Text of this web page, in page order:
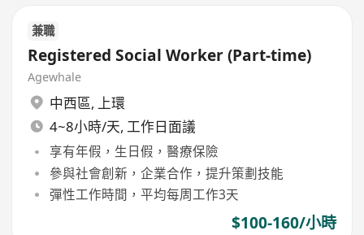
兼職
Registered Social Worker (Part-time)
Agewhale
中西區, 上環
4~8小時/天, 工作日面議
享有年假，生日假，醫療保險
參與社會創新，企業合作，提升策劃技能
彈性工作時間，平均每周工作3天
$100-160/小時